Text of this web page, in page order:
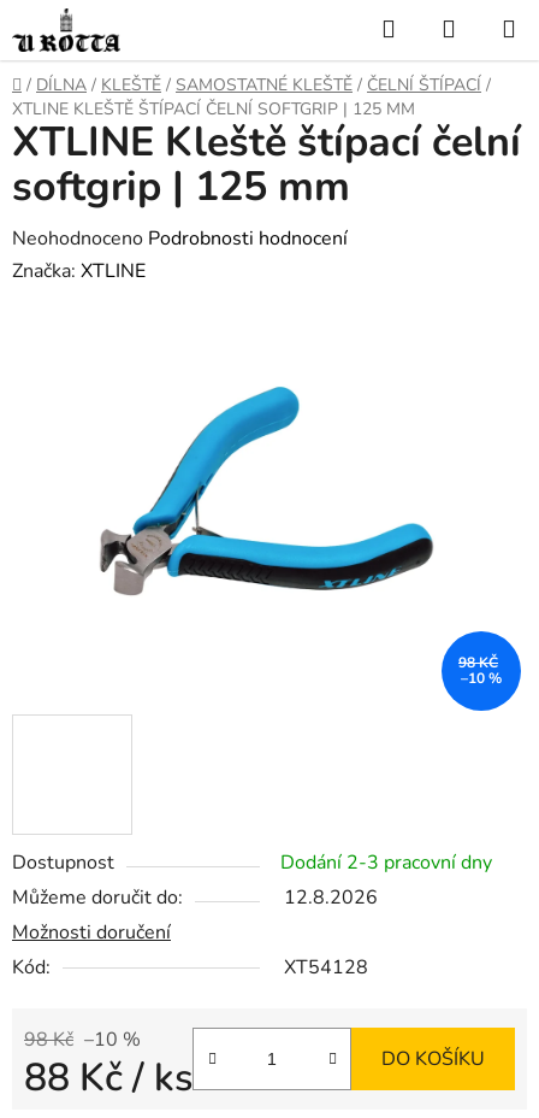
na
obsah
Hledat
KOŠÍK
DOMŮ
/ DÍLNA / KLEŠTĚ / SAMOSTATNÉ KLEŠTĚ / ČELNÍ ŠTÍPACÍ /
XTLINE KLEŠTĚ ŠTÍPACÍ ČELNÍ SOFTGRIP | 125 MM
Dostupnost
Dodání 2-3 pracovní dny
Můžeme doručit do:
12.8.2026
Možnosti doručení
Kód:
XT54128
98 Kč –10 %
88 Kč/ ks DO KOŠÍKU
XTLINE Kleště štípací čelní
softgrip | 125 mm
Průměrné
hodnocení
Neohodnoceno Podrobnosti hodnocení
Značka: XTLINE
98 KČ
–10 %